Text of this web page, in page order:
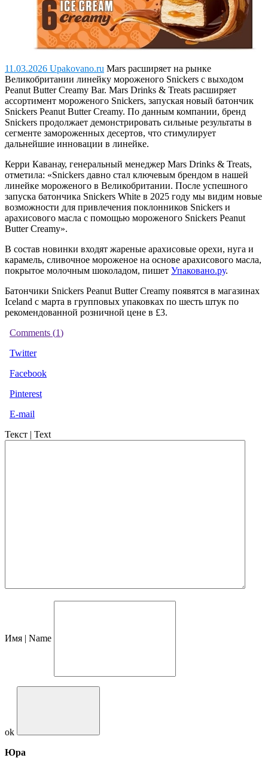
11.03.2026 Upakovano.ru Mars расширяет на рынке
Великобритании линейку мороженого Snickers с выходом
Peanut Butter Creamy Bar. Mars Drinks & Treats расширяет
ассортимент мороженого Snickers, запуская новый батончик
Snickers Peanut Butter Creamy. По данным компании, бренд
Snickers продолжает демонстрировать сильные результаты в
сегменте замороженных десертов, что стимулирует
дальнейшие инновации в линейке.
Керри Каванау, генеральный менеджер Mars Drinks & Treats,
отметила: «Snickers давно стал ключевым брендом в нашей
линейке мороженого в Великобритании. После успешного
запуска батончика Snickers White в 2025 году мы видим новые
возможности для привлечения поклонников Snickers и
арахисового масла с помощью мороженого Snickers Peanut
Butter Creamy».
В состав новинки входят жареные арахисовые орехи, нуга и
карамель, сливочное мороженое на основе арахисового масла,
покрытое молочным шоколадом, пишет Упаковано.ру.
Батончики Snickers Peanut Butter Creamy появятся в магазинах
Iceland с марта в групповых упаковках по шесть штук по
рекомендованной розничной цене в £3.
Comments (1)
Twitter
Facebook
Pinterest
E-mail
Текст | Text
Имя | Name
ok
Юра